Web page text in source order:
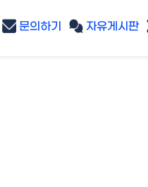
문의하기 자유게시판